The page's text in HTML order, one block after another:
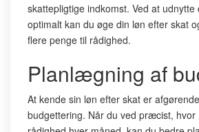
skattepligtige indkomst. Ved at udnytte
optimalt kan du øge din løn efter skat
flere penge til rådighed.
Planlægning af
At kende sin løn efter skat er
budgettering. Når du ved præcist, hvor